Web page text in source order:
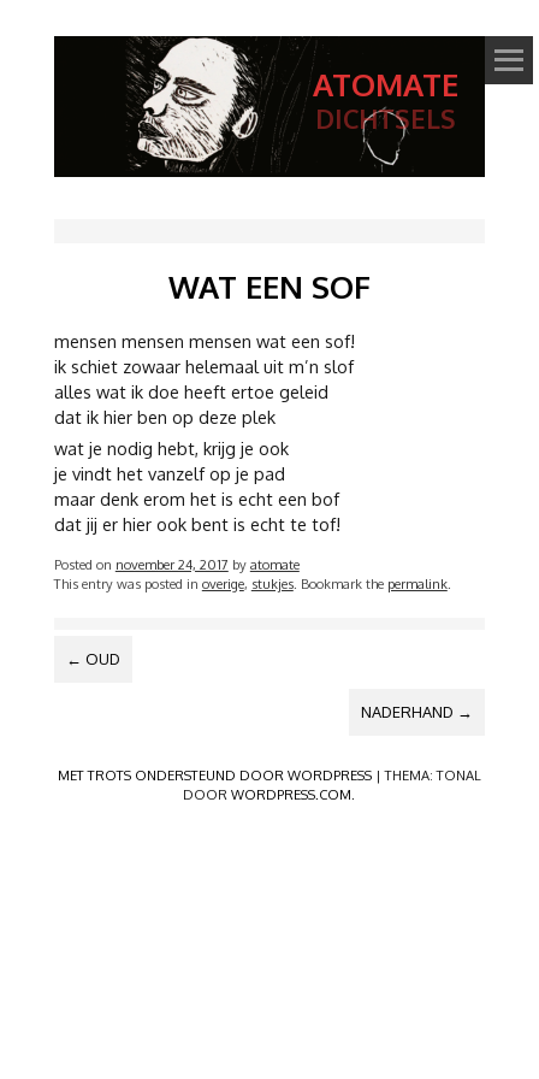
ATOMATE
DICHTSELS
WAT EEN SOF
mensen mensen mensen wat een sof!
ik schiet zowaar helemaal uit m’n slof
alles wat ik doe heeft ertoe geleid
dat ik hier ben op deze plek
wat je nodig hebt, krijg je ook
je vindt het vanzelf op je pad
maar denk erom het is echt een bof
dat jij er hier ook bent is echt te tof!
Posted on november 24, 2017 by atomate
This entry was posted in overige, stukjes. Bookmark the permalink.
BERICHTNAVIGATIE
← OUD
NADERHAND →
MET TROTS ONDERSTEUND DOOR WORDPRESS |THEMA: TONAL
DOORWORDPRESS.COM